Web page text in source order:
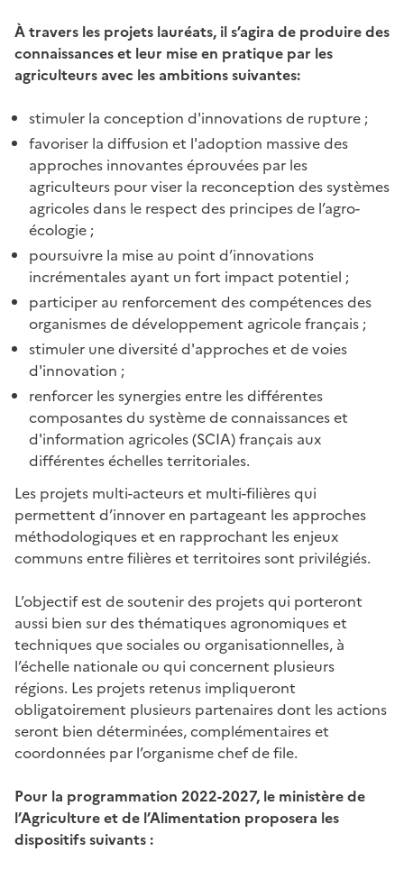
À travers les projets lauréats, il s’agira de produire des
connaissances et leur mise en pratique par les
agriculteurs avec les ambitions suivantes:
stimuler la conception d'innovations de rupture ;
favoriser la diffusion et l'adoption massive des
approches innovantes éprouvées par les
agriculteurs pour viser la reconception des systèmes
agricoles dans le respect des principes de l’agro-
écologie ;
poursuivre la mise au point d’innovations
incrémentales ayant un fort impact potentiel ;
participer au renforcement des compétences des
organismes de développement agricole français ;
stimuler une diversité d'approches et de voies
d'innovation ;
renforcer les synergies entre les différentes
composantes du système de connaissances et
d'information agricoles (SCIA) français aux
différentes échelles territoriales.
Les projets multi-acteurs et multi-filières qui
permettent d’innover en partageant les approches
méthodologiques et en rapprochant les enjeux
communs entre filières et territoires sont privilégiés.
L’objectif est de soutenir des projets qui porteront
aussi bien sur des thématiques agronomiques et
techniques que sociales ou organisationnelles, à
l’échelle nationale ou qui concernent plusieurs
régions. Les projets retenus impliqueront
obligatoirement plusieurs partenaires dont les actions
seront bien déterminées, complémentaires et
coordonnées par l’organisme chef de file.
Pour la programmation 2022-2027, le ministère de
l’Agriculture et de l’Alimentation proposera les
dispositifs suivants :